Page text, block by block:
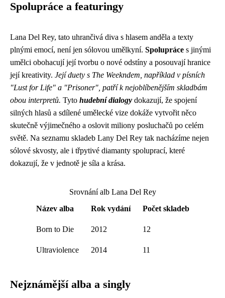
Spolupráce a featuringy
Lana Del Rey, tato uhrančivá diva s hlasem anděla a texty
plnými emocí, není jen sólovou umělkyní. Spolupráce s jinými
umělci obohacují její tvorbu o nové odstíny a posouvají hranice
její kreativity. Její duety s The Weekndem, například v písních
"Lust for Life" a "Prisoner", patří k nejoblíbenějším skladbám
obou interpretů. Tyto hudební dialogy dokazují, že spojení
silných hlasů a sdílené umělecké vize dokáže vytvořit něco
skutečně výjimečného a oslovit miliony posluchačů po celém
světě. Na seznamu skladeb Lany Del Rey tak nacházíme nejen
sólové skvosty, ale i třpytivé diamanty spoluprací, které
dokazují, že v jednotě je síla a krása.
Srovnání alb Lana Del Rey
Název alba
Rok vydání Počet skladeb
Born to Die 2012 12
Ultraviolence 2014 11
Nejznámější alba a singly